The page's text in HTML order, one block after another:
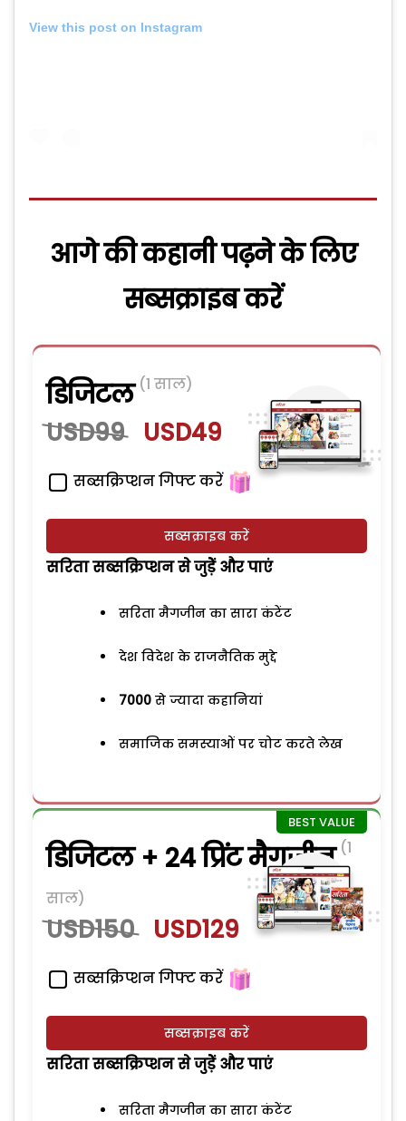
View this post on Instagram
आगे की कहानी पढ़ने के लिए
सब्सक्राइब करें
डिजिटल (1 साल)
USD99 USD49
सब्सक्रिप्शन गिफ्ट करें
सब्सक्राइब करें
सरिता सब्सक्रिप्शन से जुड़ेें और पाएं
सरिता मैगजीन का सारा कंटेंट
देश विदेश के राजनैतिक मुद्दे
7000से ज्यादा कहानियां
समाजिक समस्याओं पर चोट करते लेख
डिजिटल + 24 प्रिंट मैगजीन (1
साल)
USD150 USD129
सब्सक्रिप्शन गिफ्ट करें
सब्सक्राइब करें
सरिता सब्सक्रिप्शन से जुड़ेें और पाएं
सरिता मैगजीन का सारा कंटेंट